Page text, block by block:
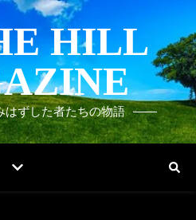
HILL
はずした者たちの物語